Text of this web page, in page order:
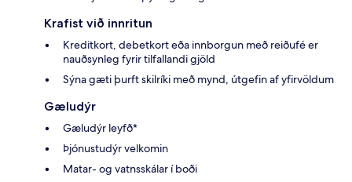
Krafist við innritun
Kreditkort, debetkort eða innborgun með reiðufé er
nauðsynleg fyrir tilfallandi gjöld
Sýna gæti þurft skilríki með mynd, útgefin af yfirvöldum
Gæludýr
Gæludýr leyfð*
Þjónustudýr velkomin
Matar- og vatnsskálar í boði